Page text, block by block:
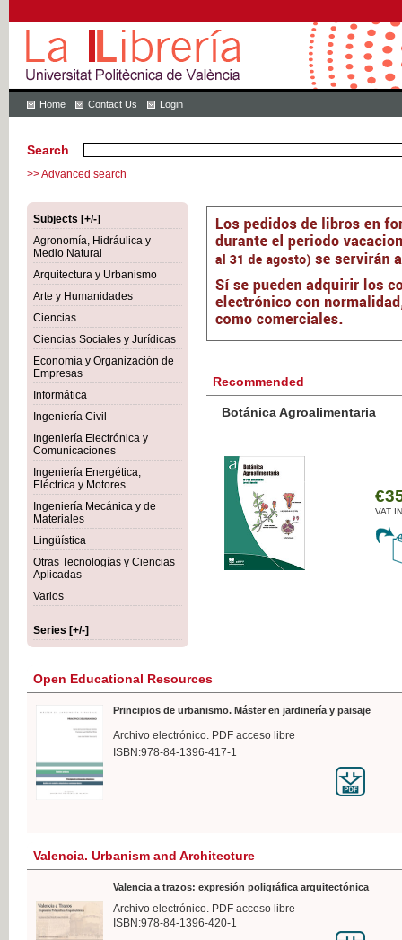
Home Contact Us Login
Search
>> Advanced search
Subjects [+/-]
Agronomía, Hidráulica y
Medio Natural
Arquitectura y Urbanismo
Arte y Humanidades
Ciencias
Ciencias Sociales y Jurídicas
Economía y Organización de
Empresas
Informática
Ingeniería Civil
Ingeniería Electrónica y
Comunicaciones
Ingeniería Energética,
Eléctrica y Motores
Ingeniería Mecánica y de
Materiales
Lingüística
Otras Tecnologías y Ciencias
Aplicadas
Varios
Series [+/-]
Recommended
Botánica Agroalimentaria
VAT
Open Educational Resources
Principios de urbanismo. Máster en jardinería y paisaje
Archivo electrónico. PDF acceso libre
ISBN:978-84-1396-417-1
Valencia. Urbanism and Architecture
Valencia a trazos: expresión poligráfica arquitectónica
Archivo electrónico. PDF acceso libre
ISBN:978-84-1396-420-1